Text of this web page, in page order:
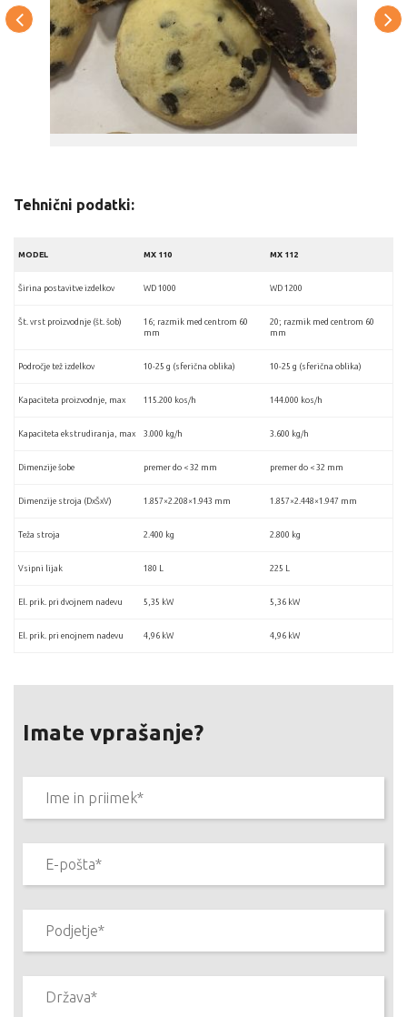
Tehnični podatki:
MODEL MX 110 MX 112
Širina postavitve izdelkov WD 1000 WD 1200
Št. vrst proizvodnje (št. šob)
16; razmik med centrom 60
mm
20; razmik med centrom 60
mm
Področje tež izdelkov 10-25 g (sferična oblika) 10-25 g (sferična oblika)
Kapaciteta proizvodnje, max 115.200 kos/h 144.000 kos/h
Kapaciteta ekstrudiranja, max 3.000 kg/h 3.600 kg/h
Dimenzije šobe premer do < 32 mm premer do < 32 mm
Dimenzije stroja (DxŠxV) 1.857×2.208×1.943 mm 1.857×2.448×1.947 mm
Teža stroja 2.400 kg 2.800 kg
Vsipni lijak 180 L 225 L
El. prik. pri dvojnem nadevu 5,35 kW 5,36 kW
El. prik. pri enojnem nadevu 4,96 kW 4,96 kW
Imate vprašanje?